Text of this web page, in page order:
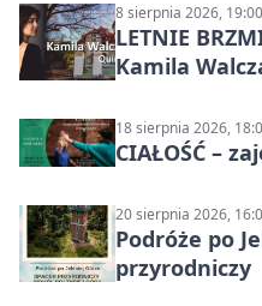
8 sierpnia 2026, 19:00
LETNIE
Kamila
18 sierpnia 2026,
CIAŁOŚĆ –
20 sierpnia 2026,
Podróże po
przyrodniczy